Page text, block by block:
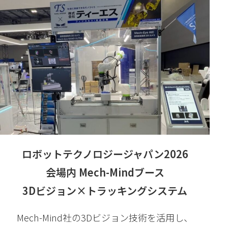
ロボットテクノロジージャパン2026
会場内 Mech-Mindブース
3Dビジョン×トラッキングシステム
Mech-Mind社の3Dビジョン技術を活用し、